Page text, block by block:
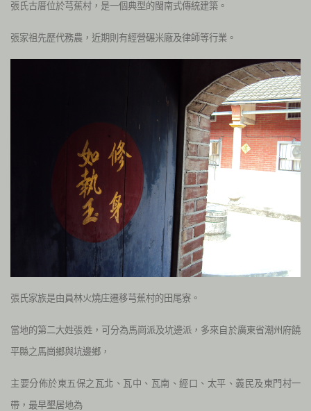
張氏古厝位於芎蕉村，是一個典型的閩南式傳統建築。
張家祖先歷代務農，近期則有經營碾米廠及律師等行業。
張氏家族是由員林火燒庄遷移芎蕉村的田尾寮。
當地的第二大姓張姓，可分為馬崗派及坑邊派，多來自於廣東省潮州府饒
平縣之馬崗鄉與坑邊鄉，
主要分佈於東五保之瓦北、瓦中、瓦南、經口、太平、義民及東門村一
帶，最早墾居地為